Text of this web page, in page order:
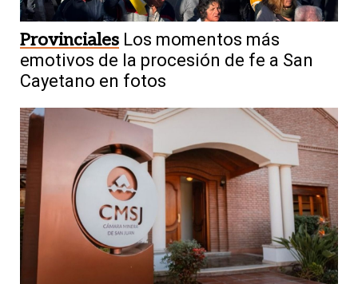
Provinciales Los momentos más
emotivos de la procesión de fe a San
Cayetano en fotos